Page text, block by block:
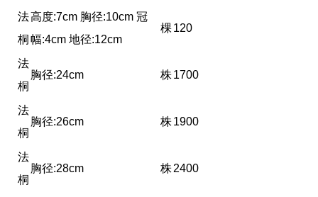
法
桐
高度:7cm 胸径:10cm 冠
幅:4cm 地径:12cm
棵120
法
桐
胸径:24cm 株1700
法
桐
胸径:26cm 株1900
法
桐
胸径:28cm 株2400